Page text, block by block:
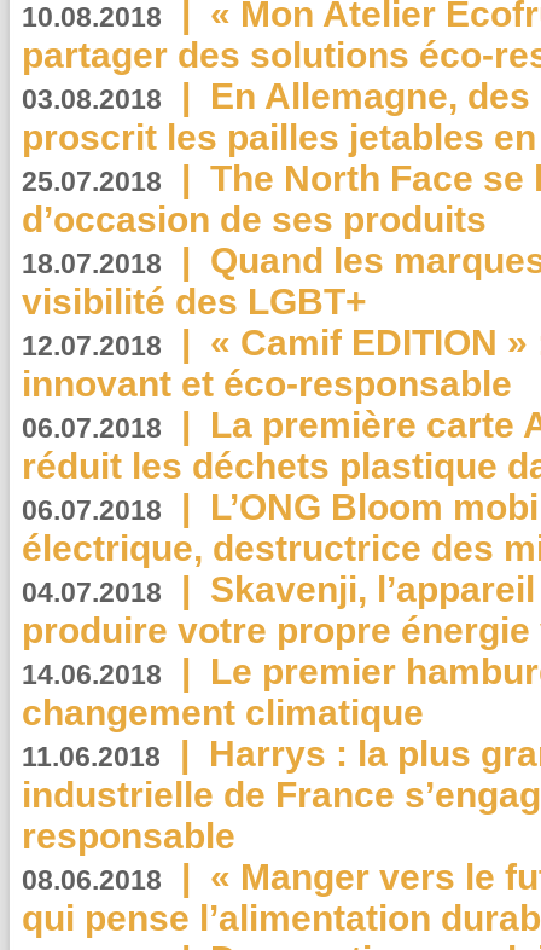
10.08.2018 | « Mon Atelier
partager des solutions éco-
03.08.2018 | En Allemagne,
proscrit les pailles jetables
25.07.2018 | The North Face se
d’occasion de ses produits
18.07.2018 | Quand les
visibilité des LGBT+
12.07.2018 | « Camif EDITION
innovant et éco-responsable
06.07.2018 | La première carte
réduit les déchets plastique
06.07.2018 | L’ONG Bloom
électrique, destructrice des
04.07.2018 | Skavenji,
produire votre propre
14.06.2018 | Le premier
changement climatique
11.06.2018 | Harrys : la plus
industrielle de France
responsable
08.06.2018 | « Manger vers le
qui pense l’alimentation